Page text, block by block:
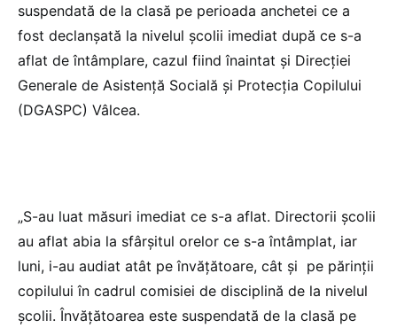
suspendată de la clasă pe perioada anchetei ce a
fost declanşată la nivelul şcolii imediat după ce s-a
aflat de întâmplare, cazul fiind înaintat şi Direcţiei
Generale de Asistenţă Socială şi Protecţia Copilului
(DGASPC) Vâlcea.
„S-au luat măsuri imediat ce s-a aflat. Directorii şcolii
au aflat abia la sfârşitul orelor ce s-a întâmplat, iar
luni, i-au audiat atât pe învăţătoare, cât şi pe părinţii
copilului în cadrul comisiei de disciplină de la nivelul
şcolii. Învăţătoarea este suspendată de la clasă pe